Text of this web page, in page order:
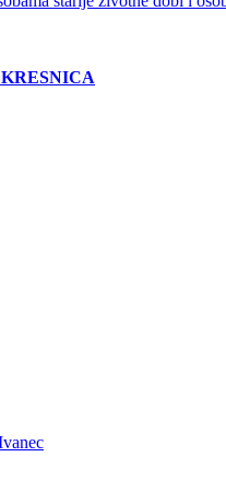
KRESNICA